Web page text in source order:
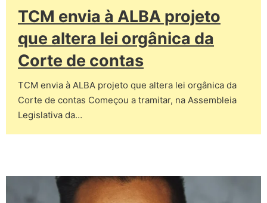
TCM envia à ALBA projeto
que altera lei orgânica da
Corte de contas
TCM envia à ALBA projeto que altera lei orgânica da
Corte de contas Começou a tramitar, na Assembleia
Legislativa da…